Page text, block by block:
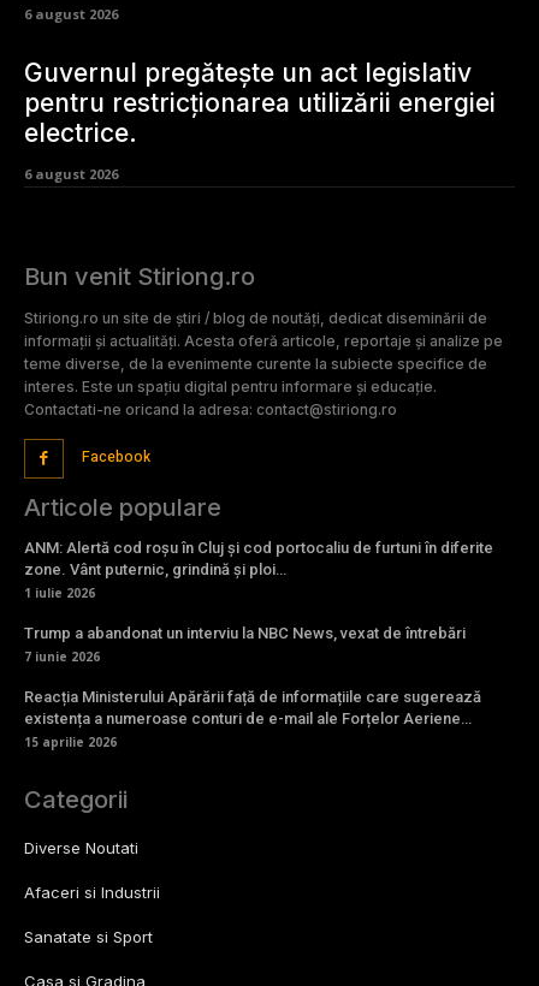
6 august 2026
Guvernul pregătește un act legislativ
pentru restricționarea utilizării energiei
electrice.
6 august 2026
Bun venit Stiriong.ro
Stiriong.ro un site de știri / blog de noutăți, dedicat diseminării de
informații și actualități. Acesta oferă articole, reportaje și analize pe
teme diverse, de la evenimente curente la subiecte specifice de
interes. Este un spațiu digital pentru informare și educație.
Contactati-ne oricand la adresa: contact@stiriong.ro
Facebook
Articole populare
ANM: Alertă cod roșu în Cluj și cod portocaliu de furtuni în diferite
zone. Vânt puternic, grindină și ploi…
1 iulie 2026
Trump a abandonat un interviu la NBC News, vexat de întrebări
7 iunie 2026
Reacția Ministerului Apărării față de informațiile care sugerează
existența a numeroase conturi de e-mail ale Forțelor Aeriene…
15 aprilie 2026
Categorii
Diverse Noutati
Afaceri si Industrii
Sanatate si Sport
Casa si Gradina